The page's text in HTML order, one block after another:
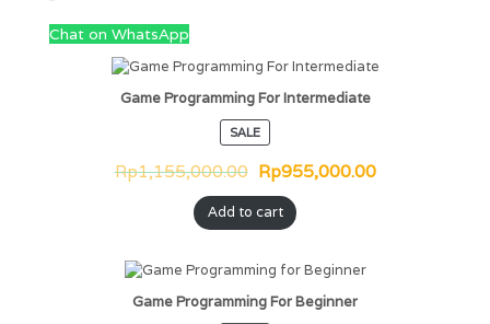
Chat on WhatsApp
Game Programming For Intermediate
SALE
Rp1,155,000.00 Rp955,000.00
Add to cart
Game Programming For Beginner